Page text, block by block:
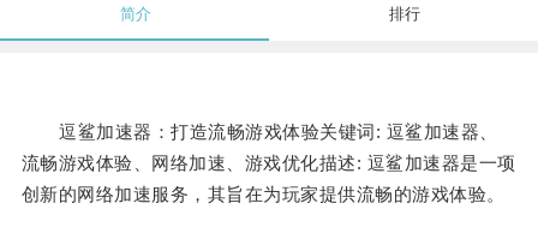
简介 排行
逗鲨加速器：打造流畅游戏体验关键词: 逗鲨加速器、
流畅游戏体验、网络加速、游戏优化描述: 逗鲨加速器是一项
创新的网络加速服务，其旨在为玩家提供流畅的游戏体验。